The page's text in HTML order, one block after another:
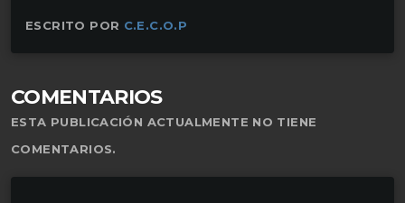
ESCRITO POR C.E.C.O.P
COMENTARIOS
ESTA PUBLICACIÓN ACTUALMENTE NO TIENE
COMENTARIOS.